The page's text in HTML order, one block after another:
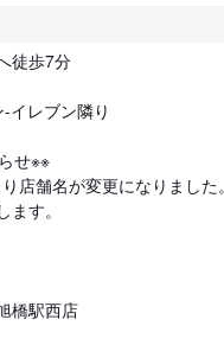
徒歩7分
イレブン隣り
せ※※
店舗名が変更になりました。
す。
橋駅西店